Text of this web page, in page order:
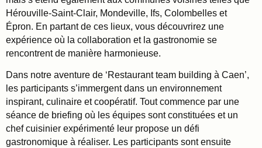
Hérouville-Saint-Clair, Mondeville, Ifs, Colombelles et
Épron. En partant de ces lieux, vous découvrirez une
expérience où la collaboration et la gastronomie se
rencontrent de manière harmonieuse.
Dans notre aventure de ‘Restaurant team building à Caen’,
les participants s’immergent dans un environnement
inspirant, culinaire et coopératif. Tout commence par une
séance de briefing où les équipes sont constituées et un
chef cuisinier expérimenté leur propose un défi
gastronomique à réaliser. Les participants sont ensuite